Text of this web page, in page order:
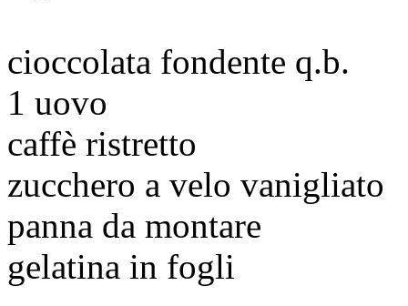
cioccolata fondente q.b.
1 uovo
caffè ristretto
zucchero a velo vanigliato
panna da montare
gelatina in fogli